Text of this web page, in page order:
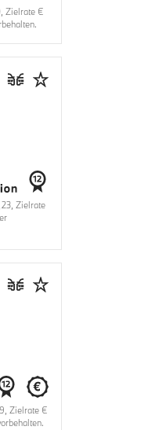
Zielrate €
Zielrate
Zielrate €